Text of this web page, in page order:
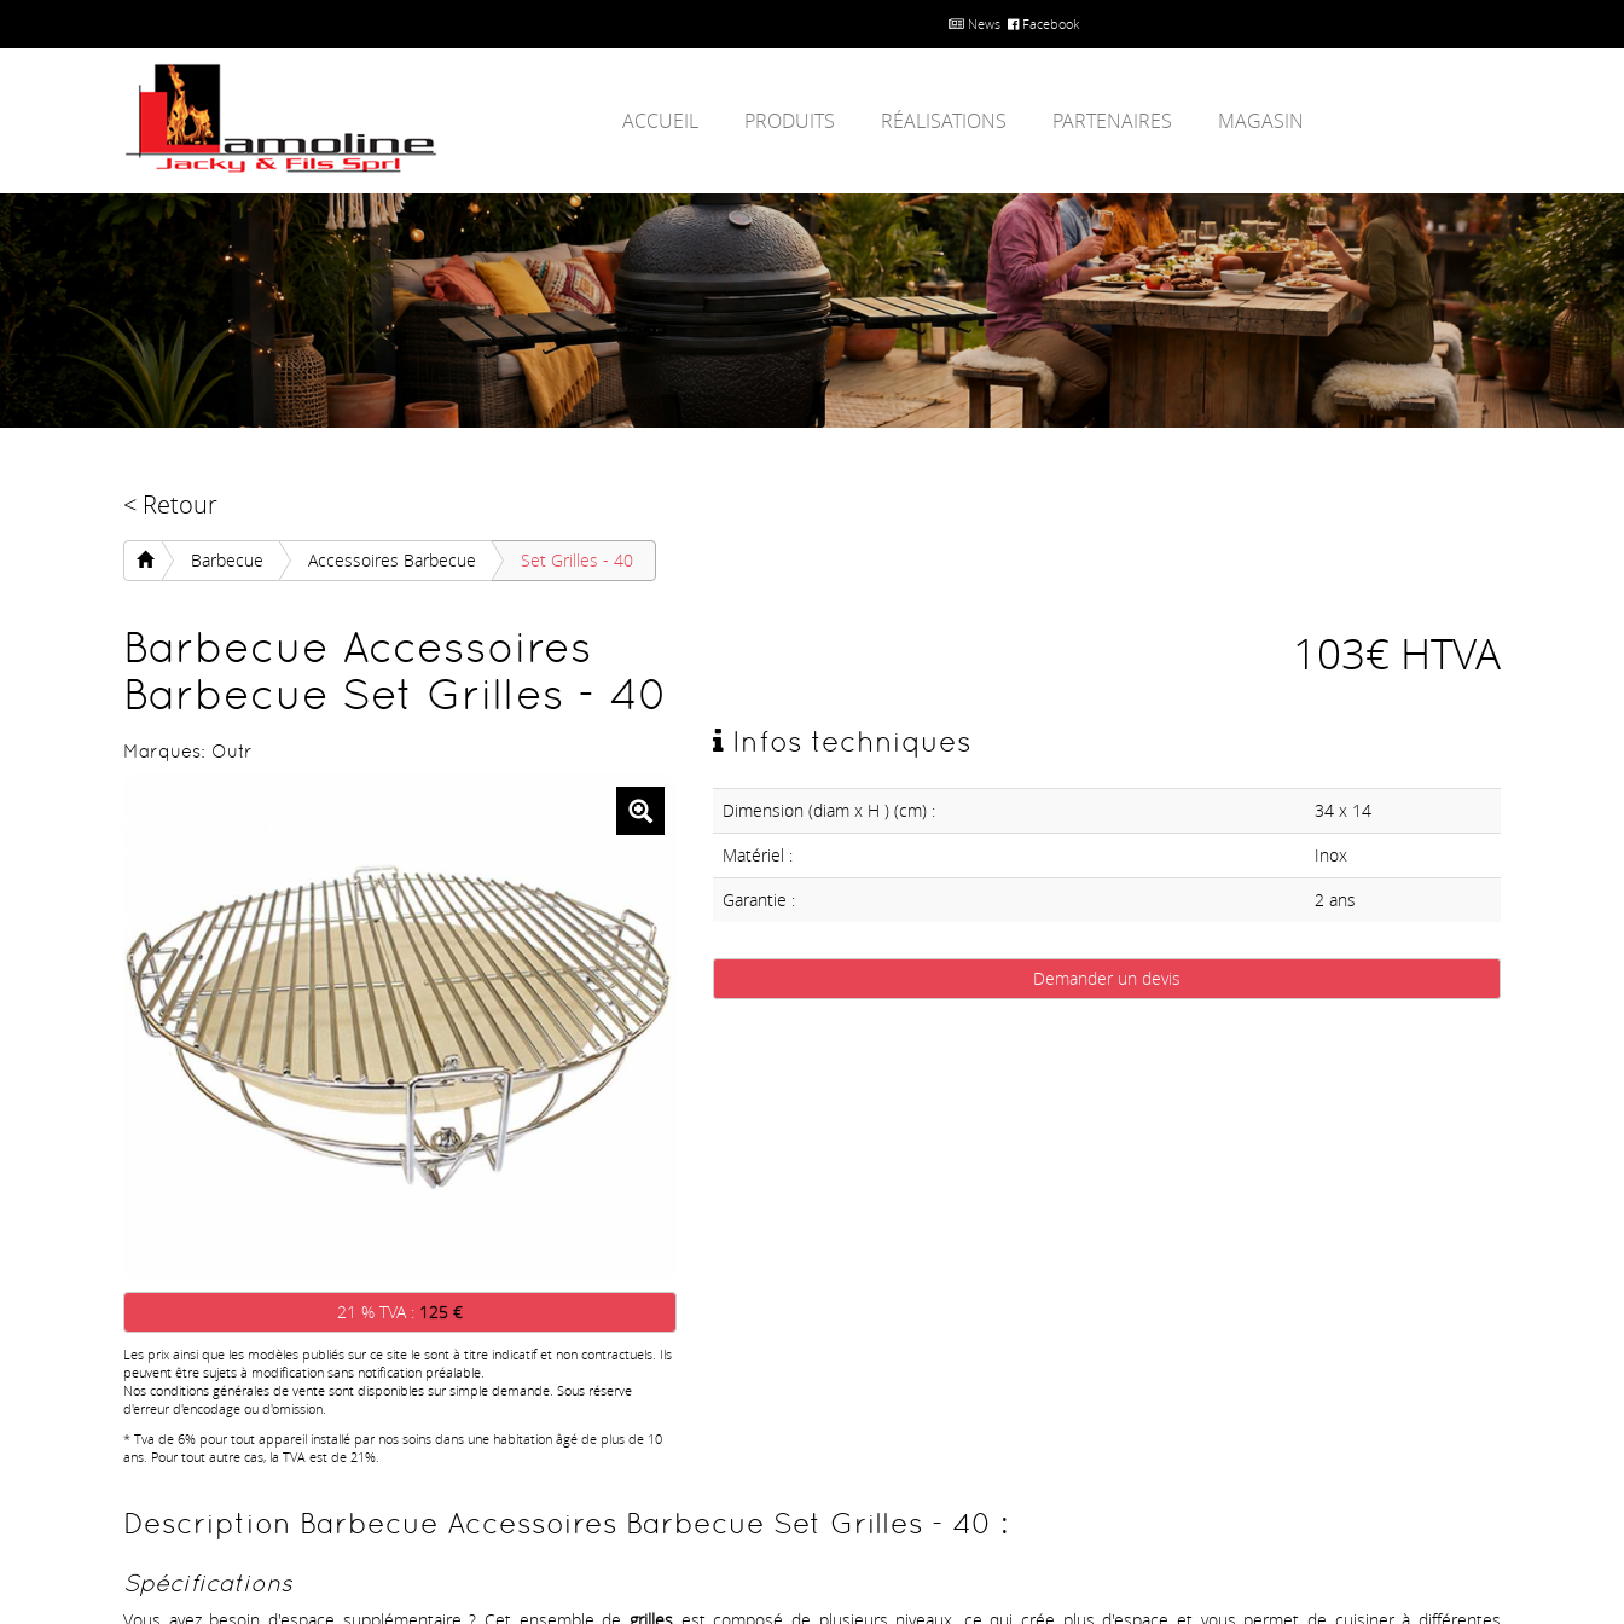
News Facebook
ACCUEIL PRODUITS RÉALISATIONS PARTENAIRES MAGASIN
< Retour
Barbecue Accessoires Barbecue Set Grilles - 40
Barbecue Accessoires
Barbecue Set Grilles - 40
Marques: Outr
21 % TVA : 125 €
Les prix ainsi que les modèles publiés sur ce site le sont à titre indicatif et non contractuels. Ils
peuvent être sujets à modification sans notification préalable.
Nos conditions générales de vente sont disponibles sur simple demande. Sous réserve
d'erreur d'encodage ou d'omission.
* Tva de 6% pour tout appareil installé par nos soins dans une habitation âgé de plus de 10
ans. Pour tout autre cas, la TVA est de 21%.
103€ HTVA
Infos techniques
Dimension (diam x H ) (cm) :
34 x 14
Matériel :
Inox
Garantie :
2 ans
Demander un devis
Description Barbecue Accessoires Barbecue Set Grilles - 40 :
Spécifications